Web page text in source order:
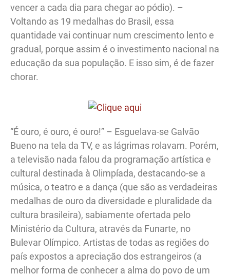
vencer a cada dia para chegar ao pódio). –
Voltando as 19 medalhas do Brasil, essa
quantidade vai continuar num crescimento lento e
gradual, porque assim é o investimento nacional na
educação da sua população. E isso sim, é de fazer
chorar.
“É ouro, é ouro, é ouro!” – Esguelava-se Galvão
Bueno na tela da TV, e as lágrimas rolavam. Porém,
a televisão nada falou da programação artística e
cultural destinada à Olimpíada, destacando-se a
música, o teatro e a dança (que são as verdadeiras
medalhas de ouro da diversidade e pluralidade da
cultura brasileira), sabiamente ofertada pelo
Ministério da Cultura, através da Funarte, no
Bulevar Olímpico. Artistas de todas as regiões do
país expostos a apreciação dos estrangeiros (a
melhor forma de conhecer a alma do povo de um